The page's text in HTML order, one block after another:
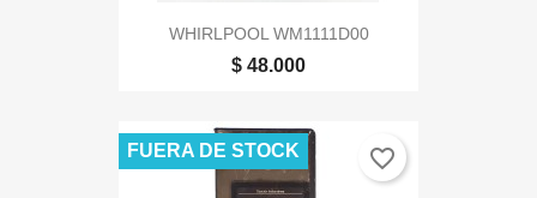
WHIRLPOOL WM1111D00
$ 48.000
FUERA DE STOCK favorite_border